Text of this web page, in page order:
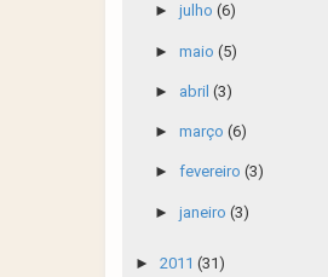
► julho (6)
► maio (5)
► abril (3)
► março (6)
► fevereiro (3)
► janeiro (3)
► 2011 (31)